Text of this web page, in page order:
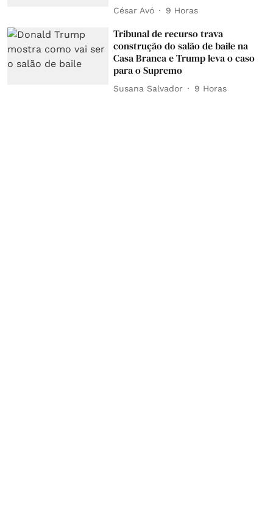
César Avó 9 Horas
Tribunal de recurso trava
construção do salão de baile na
Casa Branca e Trump leva o caso
para o Supremo
Susana Salvador 9 Horas